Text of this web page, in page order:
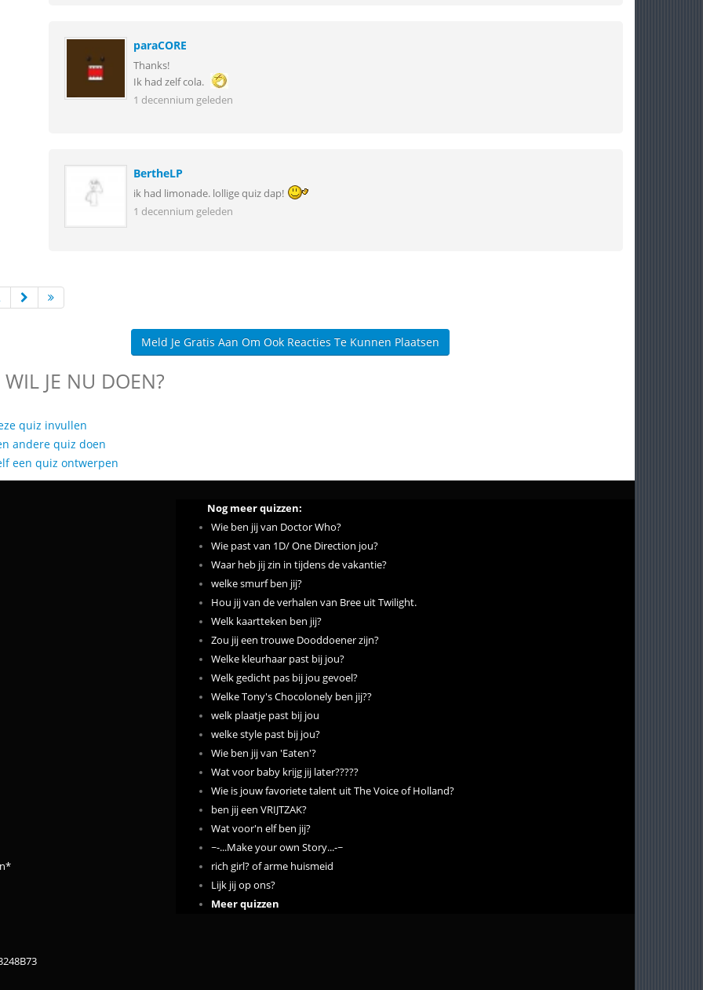
paraCORE
Thanks!
Ik had zelf cola.
1 decennium geleden
BertheLP
ik had limonade. lollige quiz dap!
1 decennium geleden
Meld Je Gratis Aan Om Ook Reacties Te Kunnen Plaatsen
JE NU DOEN?
quiz invullen
andere quiz doen
een quiz ontwerpen
Nog meer quizzen:
Wie ben jij van Doctor Who?
Wie past van 1D/ One Direction jou?
Waar heb jij zin in tijdens de vakantie?
welke smurf ben jij?
Hou jij van de verhalen van Bree uit Twilight.
Welk kaartteken ben jij?
Zou jij een trouwe Dooddoener zijn?
Welke kleurhaar past bij jou?
Welk gedicht pas bij jou gevoel?
Welke Tony's Chocolonely ben jij??
welk plaatje past bij jou
welke style past bij jou?
Wie ben jij van 'Eaten'?
Wat voor baby krijg jij later?????
Wie is jouw favoriete talent uit The Voice of Holland?
ben jij een VRIJTZAK?
Wat voor'n elf ben jij?
~-...Make your own Story...-~
rich girl? of arme huismeid
Lijk jij op ons?
Meer quizzen